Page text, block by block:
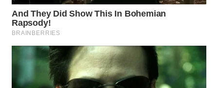
WN
TAPANULI
TENGAH
SERDANG